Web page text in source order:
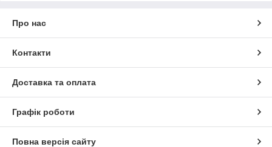
Про нас
Контакти
Доставка та оплата
Графік роботи
Повна версія сайту